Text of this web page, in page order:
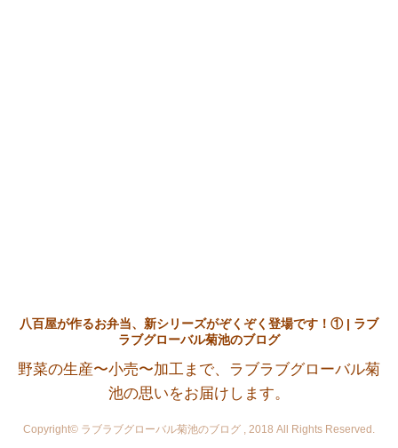
八百屋が作るお弁当、新シリーズがぞくぞく登場です！① | ラブ
ラブグローバル菊池のブログ
野菜の生産〜小売〜加工まで、ラブラブグローバル菊
池の思いをお届けします。
Copyright© ラブラブグローバル菊池のブログ , 2018 All Rights Reserved.